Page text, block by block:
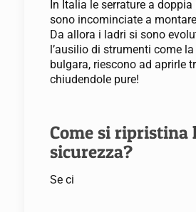
In Italia le serrature a
sono incominciate a
Da allora i ladri si sono
l’ausilio di strumenti come
bulgara, riescono ad aprirle
chiudendole pure!
Come si ripristina
sicurezza?
Se ci